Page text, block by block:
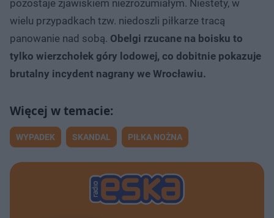
pozostaje zjawiskiem niezrozumiałym. Niestety, w
wielu przypadkach tzw. niedoszli piłkarze tracą
panowanie nad sobą. Obelgi rzucane na boisku to
tylko wierzchołek góry lodowej, co dobitnie pokazuje
brutalny incydent nagrany we Wrocławiu.
WYPADEK SKANDAL PIŁKA NOŻNA